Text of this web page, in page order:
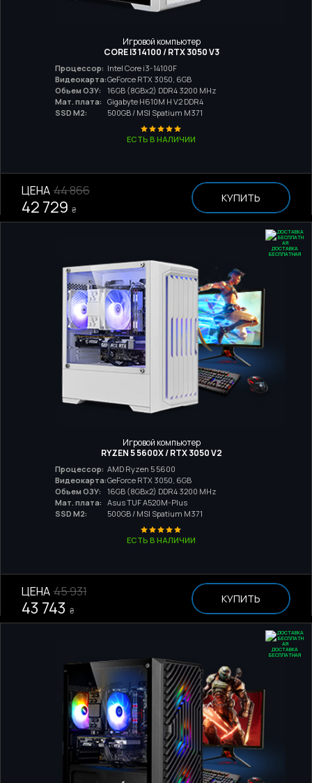
Игровой компьютер
CORE I3 14100 / RTX 3050 V3
Процессор: Intel Core i3-14100F
Видеокарта:GeForce RTX 3050, 6GB
Обьем ОЗУ:
16GB (8GBx2) DDR4 3200 MHz
Мат. плата:
Gigabyte H610M H V2 DDR4
SSD M2:
500GB / MSI Spatium M371
ЕСТЬ В НАЛИЧИИ
ЦЕНА 44 866
42 729 ₴
КУПИТЬ
ДОСТАВКА
БЕСПЛАТНАЯ
Игровой компьютер
RYZEN 5 5600X / RTX 3050 V2
Процессор: AMD Ryzen 5 5600
Видеокарта:GeForce RTX 3050, 6GB
Обьем ОЗУ:
16GB (8GBx2) DDR4 3200 MHz
Мат. плата:
Asus TUF A520M-Plus
SSD M2:
500GB / MSI Spatium M371
ЕСТЬ В НАЛИЧИИ
ЦЕНА 45 931
43 743 ₴
КУПИТЬ
ДОСТАВКА
БЕСПЛАТНАЯ